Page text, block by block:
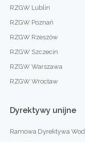
RZGW Lublin
RZGW Poznań
RZGW Rzeszów
RZGW Szczecin
RZGW Warszawa
RZGW Wrocław
Dyrektywy unijne
Ramowa Dyrektywa